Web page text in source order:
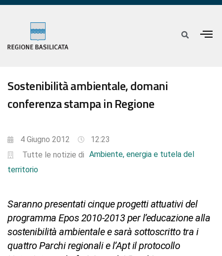
Sostenibilità ambientale, domani
conferenza stampa in Regione
4 Giugno 2012
12:23
Tutte le notizie di Ambiente, energia e tutela del
territorio
Saranno presentati cinque progetti attuativi del
programma Epos 2010-2013 per l’educazione alla
sostenibilità ambientale e sarà sottoscritto tra i
quattro Parchi regionali e l’Apt il protocollo